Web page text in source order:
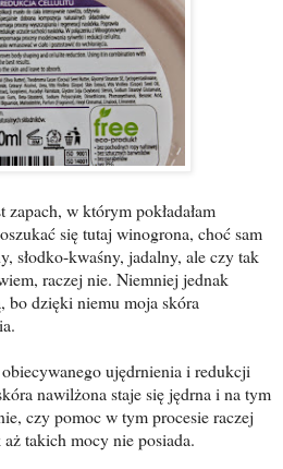
w którym pokładałam
się tutaj winogrona, choć sam
słodko-kwaśny, jadalny, ale czy tak
raczej nie. Niemniej jednak
bo dzięki niemu moja skóra
ujędrnienia i redukcji
nawilżona staje się jędrna i na tym
czy pomoc w tym procesie raczej
takich mocy nie posiada.